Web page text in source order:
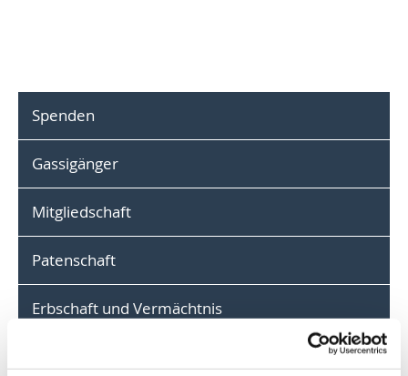
Spenden
Gassigänger
Mitgliedschaft
Patenschaft
Erbschaft und Vermächtnis